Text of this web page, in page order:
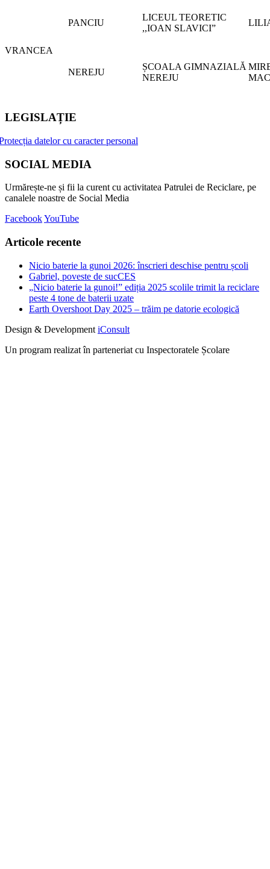
VRANCEA
PANCIU
LICEUL TEORETIC
,,IOAN SLAVICI”
NEREJU
ȘCOALA GIMNAZIALĂ
NEREJU
LEGISLAȚIE
datelor cu caracter personal
SOCIAL MEDIA
Urmărește-ne și fii la curent cu activitatea Patrulei de Reciclare, pe
canalele noastre de Social Media
FacebookYouTube
Articole recente
Nicio baterie la gunoi 2026: înscrieri deschise pentru școli
Gabriel, poveste de sucCES
„Nicio baterie la gunoi!” ediția 2025 scolile trimit la reciclare
peste 4 tone de baterii uzate
Earth Overshoot Day 2025 – trăim pe datorie ecologică
Design & Development iConsult
Un program realizat în parteneriat cu Inspectoratele Școlare